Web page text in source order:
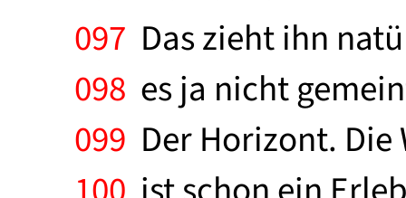
097 Das zieht ihn
098 es ja nicht
099 Der Horizont.